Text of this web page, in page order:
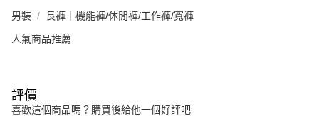
男裝 長褲｜機能褲/休閒褲/工作褲/寬褲
人氣商品推薦
評價
喜歡這個商品嗎？購買後給他一個好評吧